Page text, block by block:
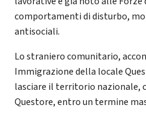
comportamenti di disturbo,
antisociali.
Lo straniero comunitario,
Immigrazione della locale
lasciare il territorio nazionale,
Questore, entro un termine